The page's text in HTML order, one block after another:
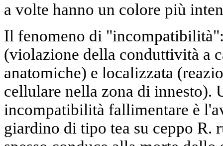
a volte hanno un colore più
Il fenomeno di
(violazione della conduttività a
anatomiche) e localizzata
cellulare nella zona di innesto).
incompatibilità fallimentare è
giardino di tipo tea su ceppo R.